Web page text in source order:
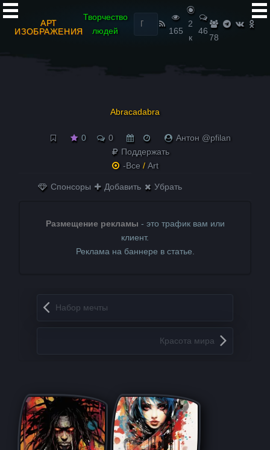
АРТ
ИЗОБРАЖЕНИЯ
Творчество
людей
Найти:
165
2
к
46
78
Abracadabra
0 0
Антон @pfilan
Поддержать
-Все / Art
Спонсоры Добавить Убрать
Размещение рекламы - это трафик вам или
клиент.
Реклама на баннере в статье.
Запись навигация
Набор мечты
Красота мира